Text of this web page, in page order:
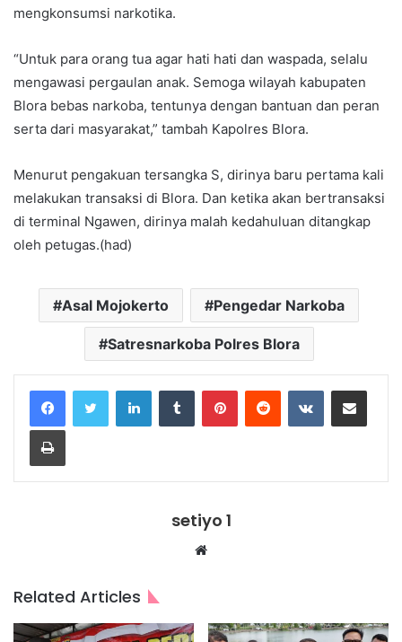
mengkonsumsi narkotika.
“Untuk para orang tua agar hati hati dan waspada, selalu
mengawasi pergaulan anak. Semoga wilayah kabupaten
Blora bebas narkoba, tentunya dengan bantuan dan peran
serta dari masyarakat,” tambah Kapolres Blora.
Menurut pengakuan tersangka S, dirinya baru pertama kali
melakukan transaksi di Blora. Dan ketika akan bertransaksi
di terminal Ngawen, dirinya malah kedahuluan ditangkap
oleh petugas.(had)
Asal Mojokerto Pengedar Narkoba
Satresnarkoba Polres Blora
LinkedInTumblr PinterestReddit VKontakteShare via Email
Print
setiyo 1
Website
Related Articles